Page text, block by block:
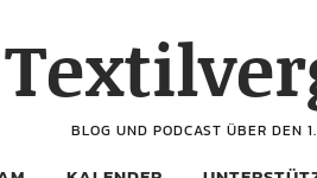
BLOG UND PODCAST ÜBER DEN